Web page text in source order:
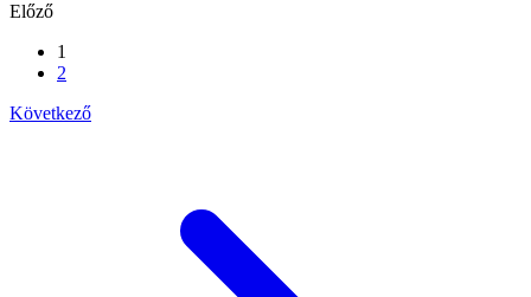
Előző
1
2
Következő